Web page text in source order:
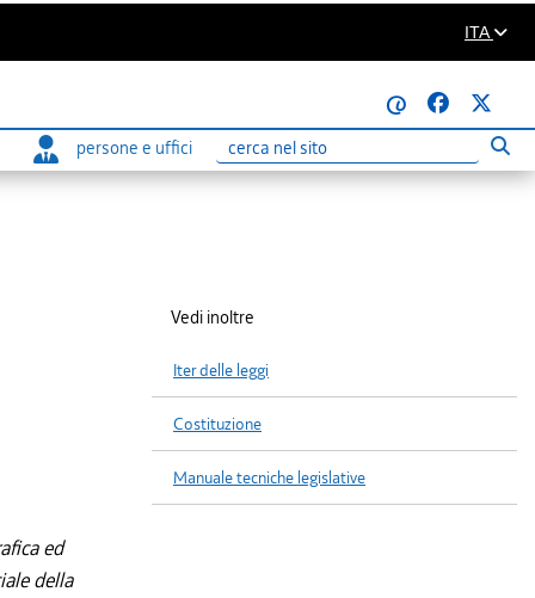
ITA
@
persone e uffici
Ricerca
ed
della
Vedi inoltre
Iter delle leggi
Costituzione
Manuale tecniche legislative